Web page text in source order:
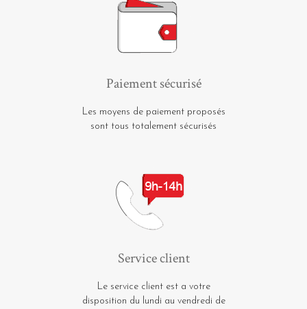
Paiement sécurisé
Les moyens de paiement proposés
sont tous totalement sécurisés
Service client
Le service client est a votre
disposition du lundi au vendredi de